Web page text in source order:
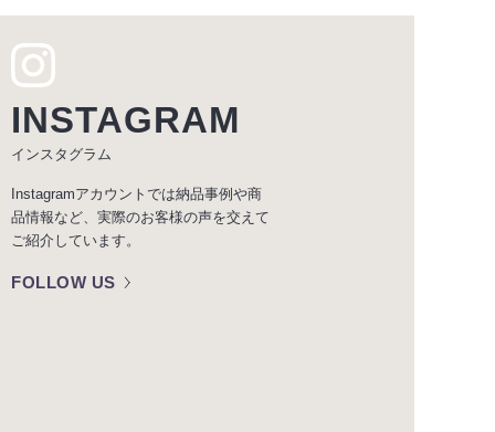
INSTAGRAM
インスタグラム
Instagramアカウントでは納品事例や商
品情報など、実際のお客様の声を交えて
ご紹介しています。
FOLLOW US